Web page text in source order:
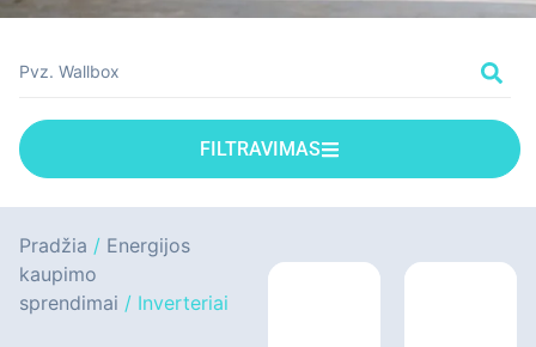
FILTRAVIMAS
Pradžia / Energijos
kaupimo
sprendimai / Inverteriai